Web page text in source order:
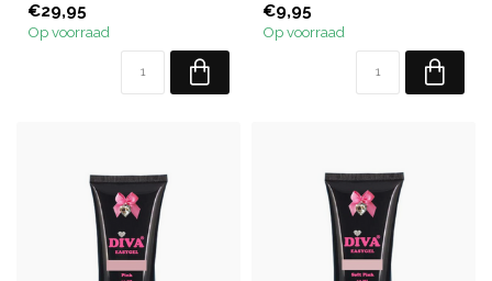
€29,95
Op voorraad
€9,95
Op voorraad